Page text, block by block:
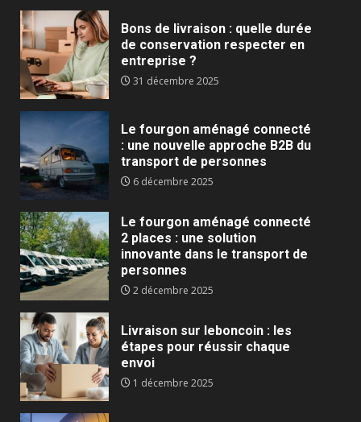
Bons de livraison : quelle durée
de conservation respecter en
entreprise ?
31 décembre 2025
Le fourgon aménagé connecté
: une nouvelle approche B2B du
transport de personnes
6 décembre 2025
Le fourgon aménagé connecté
2 places : une solution
innovante dans le transport de
personnes
2 décembre 2025
Livraison sur leboncoin : les
étapes pour réussir chaque
envoi
1 décembre 2025